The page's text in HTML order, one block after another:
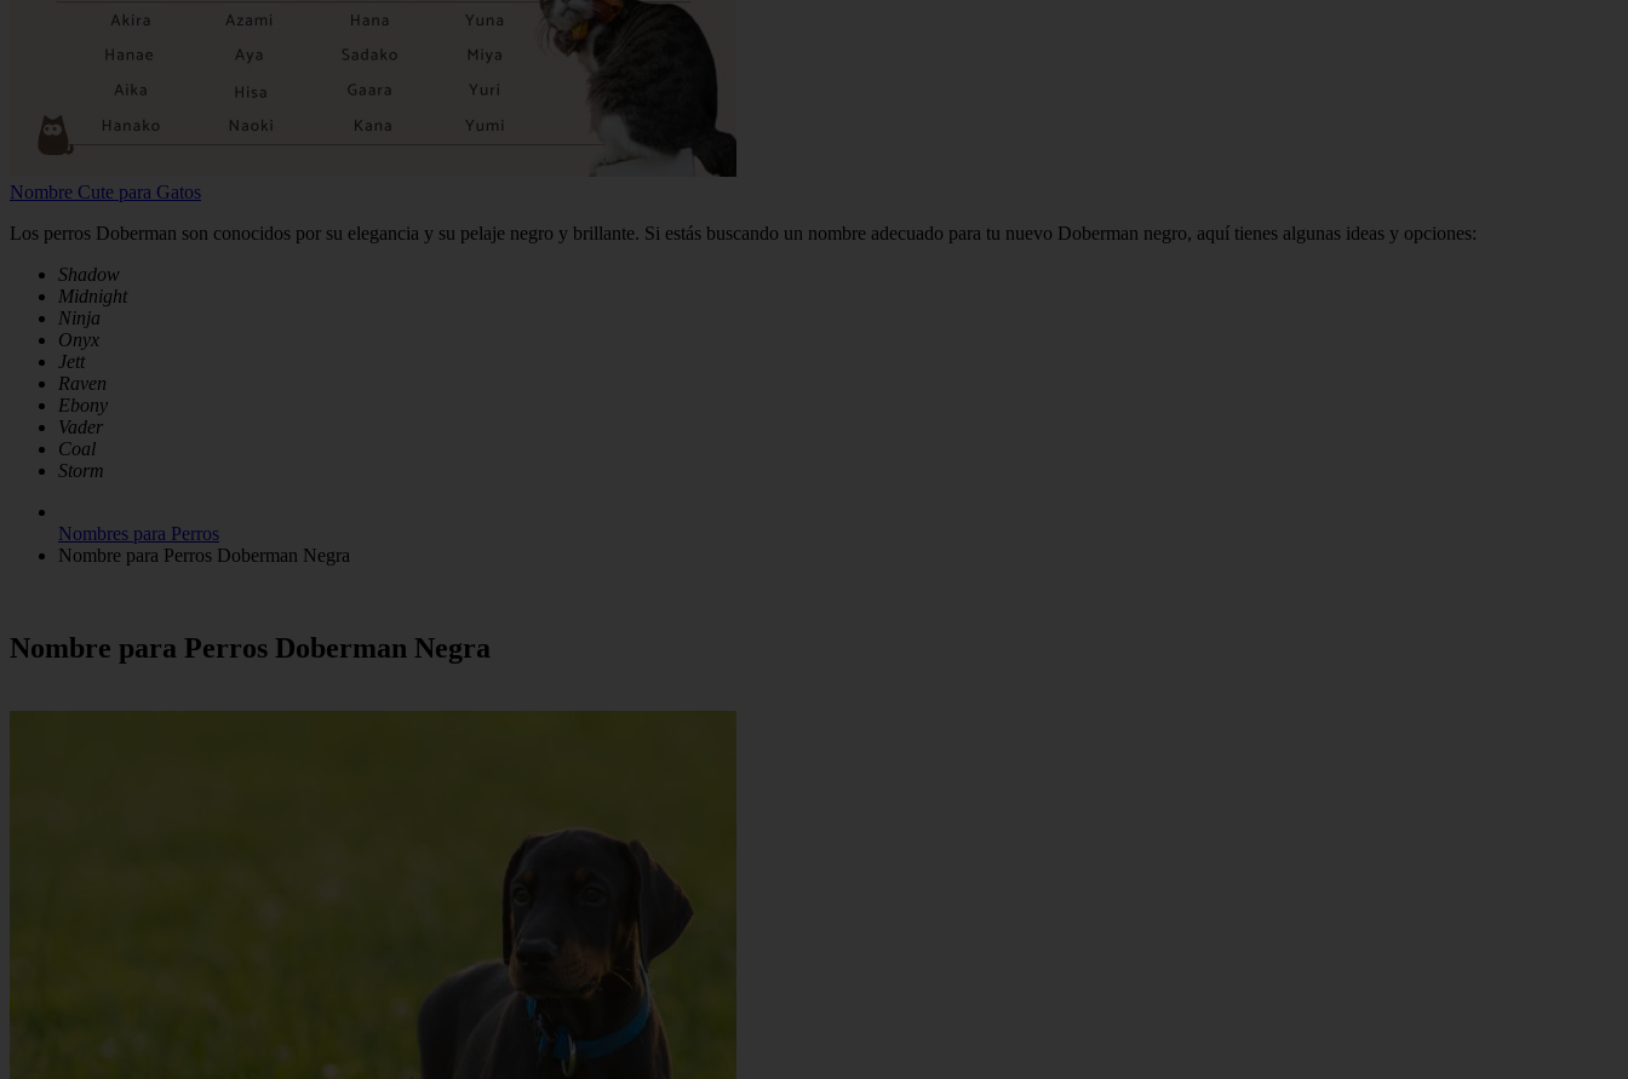
Nombre Cute para Gatos
Los perros Doberman son conocidos por su elegancia y su pelaje negro y brillante. Si estás buscando un nombre adecuado para tu nuevo Doberman negro, aquí tienes algunas ideas y opciones:
Shadow
Midnight
Ninja
Onyx
Jett
Raven
Ebony
Vader
Coal
Storm
Nombres para Perros
Nombre para Perros Doberman Negra
Nombre para Perros Doberman Negra